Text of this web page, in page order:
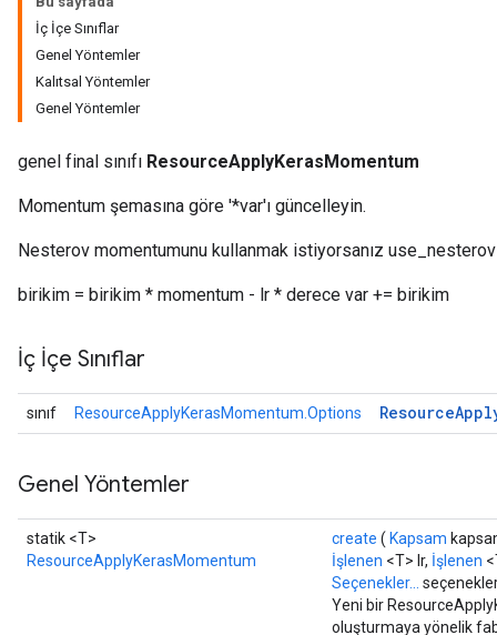
İç İçe Sınıflar
Genel Yöntemler
Kalıtsal Yöntemler
Genel Yöntemler
genel final sınıfı ResourceApplyKerasMomentum
Momentum şemasına göre '*var'ı güncelleyin.
Nesterov momentumunu kullanmak istiyorsanız use_nesterov
birikim = birikim * momentum - lr * derece var += birikim
İç İçe Sınıflar
sınıf ResourceApplyKerasMomentum.Options Resource
Genel Yöntemler
statik <T>
ResourceApplyKerasMomentum
create ( Kapsam
İşlenen <T> lr, İşlenen
Seçenekler...
Yeni bir
oluşturmaya yönelik